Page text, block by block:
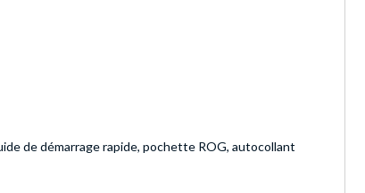
de démarrage rapide, pochette ROG, autocollant